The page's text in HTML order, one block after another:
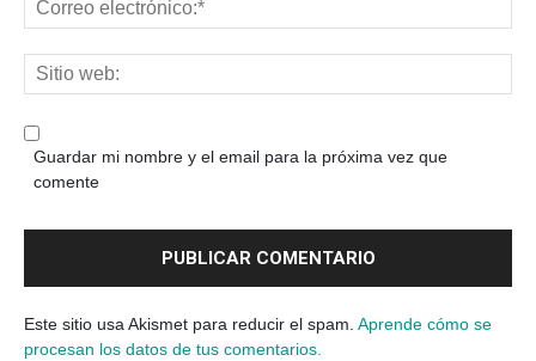
Guardar mi nombre y el email para la próxima vez que
comente
Este sitio usa Akismet para reducir el spam. Aprende cómo se
procesan los datos de tus comentarios.